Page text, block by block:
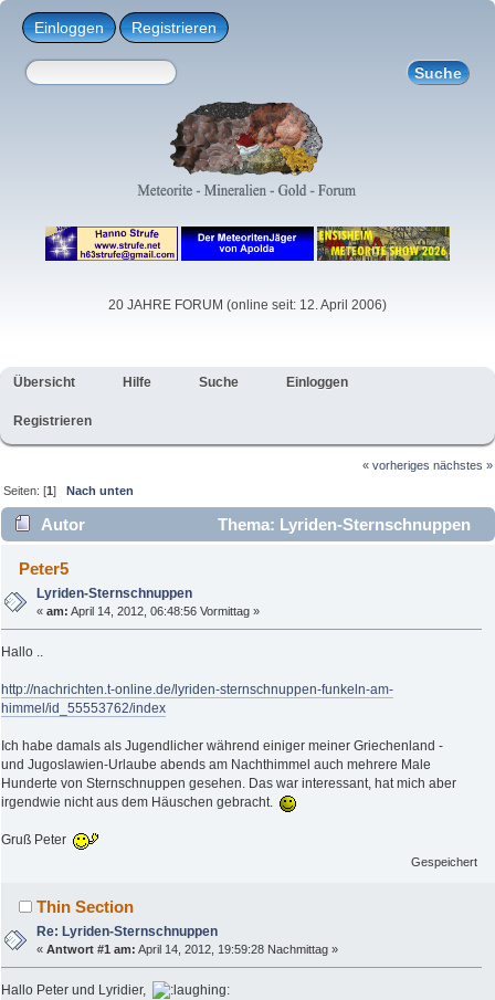
Einloggen Registrieren
20 JAHRE FORUM (online seit: 12. April 2006)
Übersicht Hilfe Suche Einloggen
Registrieren
« vorheriges nächstes »
Seiten: [1]Nach unten
Autor
Thema: Lyriden-Sternschnuppen
(Gelesen 3949 mal)
Peter5
Lyriden-Sternschnuppen
«am: April 14, 2012, 06:48:56 Vormittag »
Hallo ..
http://nachrichten.t-online.de/lyriden-sternschnuppen-funkeln-am-
himmel/id_55553762/index
Ich habe damals als Jugendlicher während einiger meiner Griechenland -
und Jugoslawien-Urlaube abends am Nachthimmel auch mehrere Male
Hunderte von Sternschnuppen gesehen. Das war interessant, hat mich aber
irgendwie nicht aus dem Häuschen gebracht.
Gruß Peter
Gespeichert
Thin Section
Re: Lyriden-Sternschnuppen
«Antwort #1 am: April 14, 2012, 19:59:28 Nachmittag »
Hallo Peter und Lyridier,